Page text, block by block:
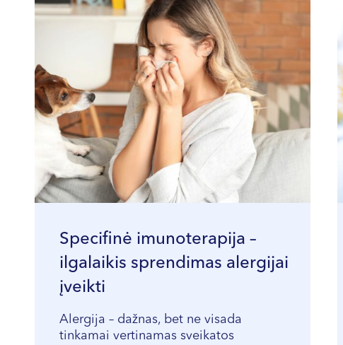
Specifinė imunoterapija –
ilgalaikis sprendimas alergijai
įveikti
Alergija – dažnas, bet ne visada
tinkamai vertinamas sveikatos